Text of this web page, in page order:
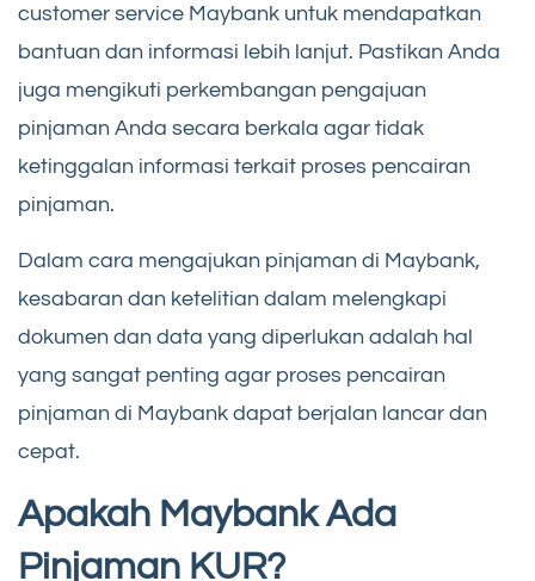
customer service Maybank untuk mendapatkan
bantuan dan informasi lebih lanjut. Pastikan Anda
juga mengikuti perkembangan pengajuan
pinjaman Anda secara berkala agar tidak
ketinggalan informasi terkait proses pencairan
pinjaman.
Dalam cara mengajukan pinjaman di Maybank,
kesabaran dan ketelitian dalam melengkapi
dokumen dan data yang diperlukan adalah hal
yang sangat penting agar proses pencairan
pinjaman di Maybank dapat berjalan lancar dan
cepat.
Apakah Maybank Ada
Pinjaman KUR?